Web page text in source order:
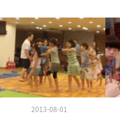
2013-08-01